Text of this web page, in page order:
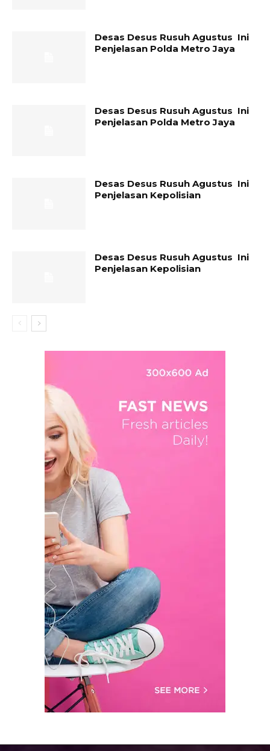
Desas Desus Rusuh Agustus Ini
Penjelasan Polda Metro Jaya
Desas Desus Rusuh Agustus Ini
Penjelasan Polda Metro Jaya
Desas Desus Rusuh Agustus Ini
Penjelasan Kepolisian
Desas Desus Rusuh Agustus Ini
Penjelasan Kepolisian